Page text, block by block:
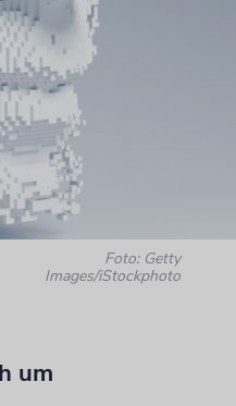
Foto: Getty
Images/iStockphoto
um